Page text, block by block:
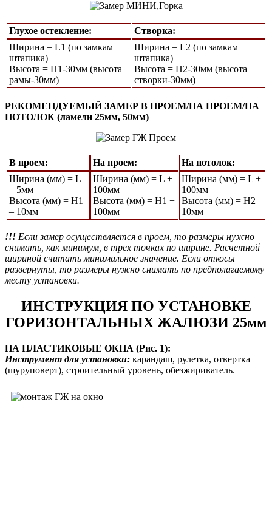
Глухое остекление:
Створка:
Ширина = L1 (по замкам
штапика)
Высота = Н1-30мм (высота
рамы-30мм)
Ширина = L2 (по замкам
штапика)
Высота = H2-30мм (высота
створки-30мм)
РЕКОМЕНДУЕМЫЙ ЗАМЕР В ПРОЕМ/НА ПРОЕМ/НА
ПОТОЛОК (ламели 25мм, 50мм)
В проем: На проем:
На потолок:
Ширина (мм) = L
– 5мм
Высота (мм) = Н1
– 10мм
Ширина (мм) = L +
100мм
Высота (мм) = Н1 +
100мм
Ширина (мм) = L +
100мм
Высота (мм) = Н2 –
10мм
!!! Если замер осуществляется в проем, то размеры нужно
снимать, как минимум, в трех точках по ширине. Расчетной
шириной считать минимальное значение. Если откосы
развернуты, то размеры нужно снимать по предполагаемому
месту установки.
ИНСТРУКЦИЯ ПО УСТАНОВКЕ
ГОРИЗОНТАЛЬНЫХ ЖАЛЮЗИ 25мм
НА ПЛАСТИКОВЫЕ ОКНА (Рис. 1):
Инструмент для установки: карандаш, рулетка, отвертка
(шуруповерт), строительный уровень, обезжириватель.